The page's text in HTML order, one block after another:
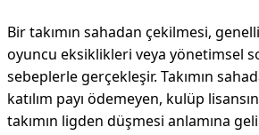
Bir takımın sahadan çekilmesi,
oyuncu eksiklikleri veya yönetimsel
sebeplerle gerçekleşir. Takımın
katılım payı ödemeyen, kulüp
takımın ligden düşmesi anlamına